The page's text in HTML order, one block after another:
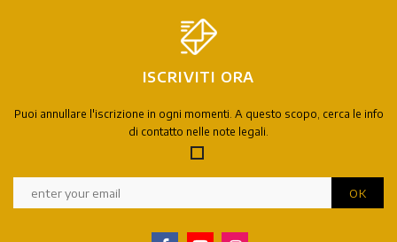
ISCRIVITI ORA
Puoi annullare l'iscrizione in ogni momenti. A questo scopo, cerca le info
di contatto nelle note legali.